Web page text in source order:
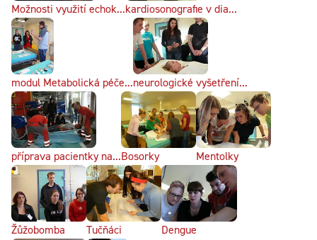
Možnosti využití echok...kardiosonografie v dia...
modul Metabolická péče...neurologické vyšetření...
příprava pacientky na...Bosorky Mentolky
Žůžobomba Tučňáci Dengue